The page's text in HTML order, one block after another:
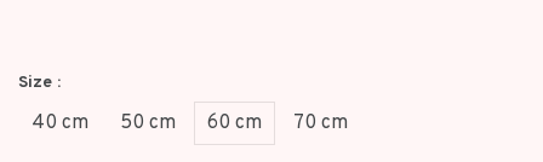
Size :
40 cm 50 cm 60 cm 70 cm